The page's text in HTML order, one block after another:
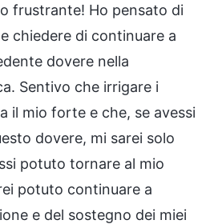
frustrante! Ho pensato di
chiedere di continuare a
dovere nella
Sentivo che irrigare i
il mio forte e che, se avessi
dovere, mi sarei solo
potuto tornare al mio
potuto continuare a
e del sostegno dei miei